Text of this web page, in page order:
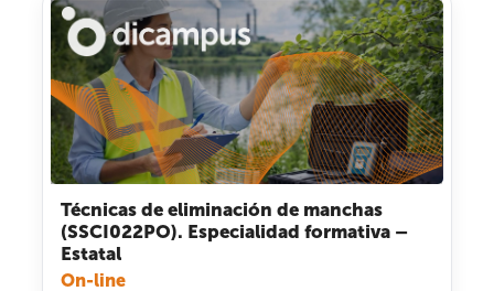
Técnicas de eliminación de manchas
(SSCI022PO). Especialidad formativa –
Estatal
On-line